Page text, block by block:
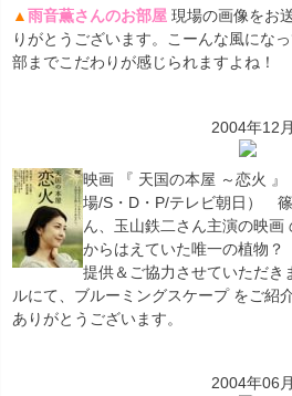
▲雨音薫さんのお部屋 現場の画像をお
りがとうございます。こーんな風にな
部までこだわりが感じられますよね！
2004年12月
映画 『 天国の本屋 ～恋火
場/S・D・P/テレビ朝日）
ん、玉山鉄二さん主演の映画
からはえていた唯一の植物？
提供＆ご協力させていただき
ルにて、ブルーミングスケープ をご紹
ありがとうございます。
2004年06月